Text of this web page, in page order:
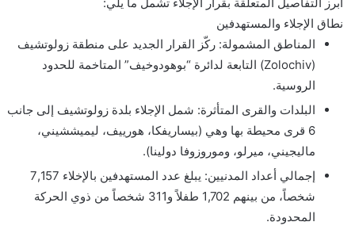
نطاق الإجلاء والمستهدفين
المناطق المشمولة: ركّز القرار الجديد على منطقة زولوتشيف
(Zolochiv) التابعة لدائرة “بوهودوخيف” المتاخمة للحدود
الروسية.
البلدات والقرى المتأثرة: شمل الإجلاء بلدة زولوتشيف إلى جانب
6 قرى محيطة بها وهي (بيساريفكا، هورييف، ليميششيني،
ماليجيني، ميرلو، وموروزوفا دولينا).
إجمالي أعداد المدنيين: يبلغ عدد المستهدفين بالإخلاء 7,157
شخصاً، من بينهم 1,702 طفلاً و311 شخصاً من ذوي الحركة
المحدودة.